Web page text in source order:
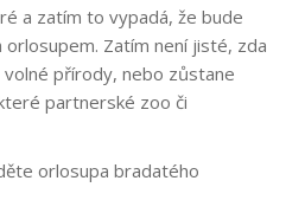
a zatím to vypadá, že bude
orlosupem. Zatím není jisté, zda
přírody, nebo zůstane
partnerské zoo či
orlosupa bradatého